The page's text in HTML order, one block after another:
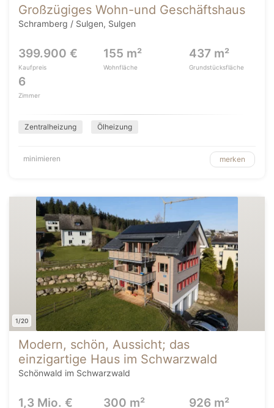
Großzügiges Wohn-und Geschäftshaus
Schramberg / Sulgen, Sulgen
399.900 €
Kaufpreis
155 m²
Wohnfläche
437 m²
Grundstücksfläche
6
Zimmer
Zentralheizung Ölheizung
minimieren merken
1/20
Modern, schön, Aussicht; das
einzigartige Haus im Schwarzwald
Schönwald im Schwarzwald
1,3 Mio. € 300 m² 926 m²